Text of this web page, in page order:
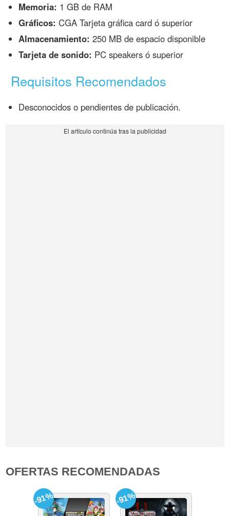
Memoria: 1 GB de RAM
Gráficos: CGA Tarjeta gráfica card ó superior
Almacenamiento: 250 MB de espacio disponible
Tarjeta de sonido: PC speakers ó superior
Requisitos Recomendados
Desconocidos o pendientes de publicación.
OFERTAS RECOMENDADAS
-91% -91%